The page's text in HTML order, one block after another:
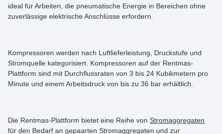
ideal für Arbeiten, die pneumatische Energie in Bereichen ohne
zuverlässige elektrische Anschlüsse erfordern.
Kompressoren werden nach Luftlieferleistung, Druckstufe und
Stromquelle kategorisiert. Kompressoren auf der Rentmas-
Plattform sind mit Durchflussraten von 3 bis 24 Kubikmetern pro
Minute und einem Arbeitsdruck von bis zu 36 bar erhältlich.
Die Rentmas-Plattform bietet eine Reihe von Stromaggregaten
für den Bedarf an gepaarten Stromaggregaten und zur